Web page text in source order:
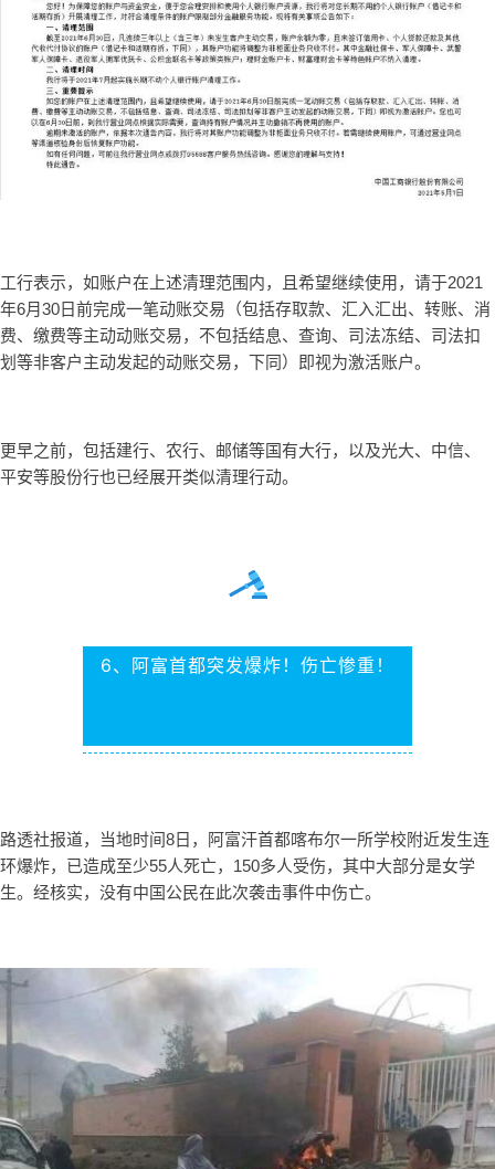
工行表示，如账户在上述清理范围内，且希望继续使用，请于2021
年6月30日前完成一笔动账交易（包括存取款、汇入汇出、转账、消
费、缴费等主动动账交易，不包括结息、查询、司法冻结、司法扣
划等非客户主动发起的动账交易，下同）即视为激活账户。
更早之前，包括建行、农行、邮储等国有大行，以及光大、中信、
平安等股份行也已经展开类似清理行动。
6、阿富首都突发爆炸！伤亡惨重！
路透社报道，当地时间8日，阿富汗首都喀布尔一所学校附近发生连
环爆炸，已造成至少55人死亡，150多人受伤，其中大部分是女学
生。经核实，没有中国公民在此次袭击事件中伤亡。